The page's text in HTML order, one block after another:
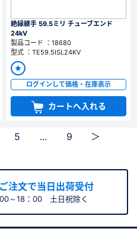
絶縁継手 59.5ミリ チューブエンド
24kV
製品コード ：18680
型式 ：TE59.5ISL24KV
ログインして価格・在庫表示
カートへ入れる
5 ... 9 ＞
注文で当日出荷受付
～18：00 土日祝除く